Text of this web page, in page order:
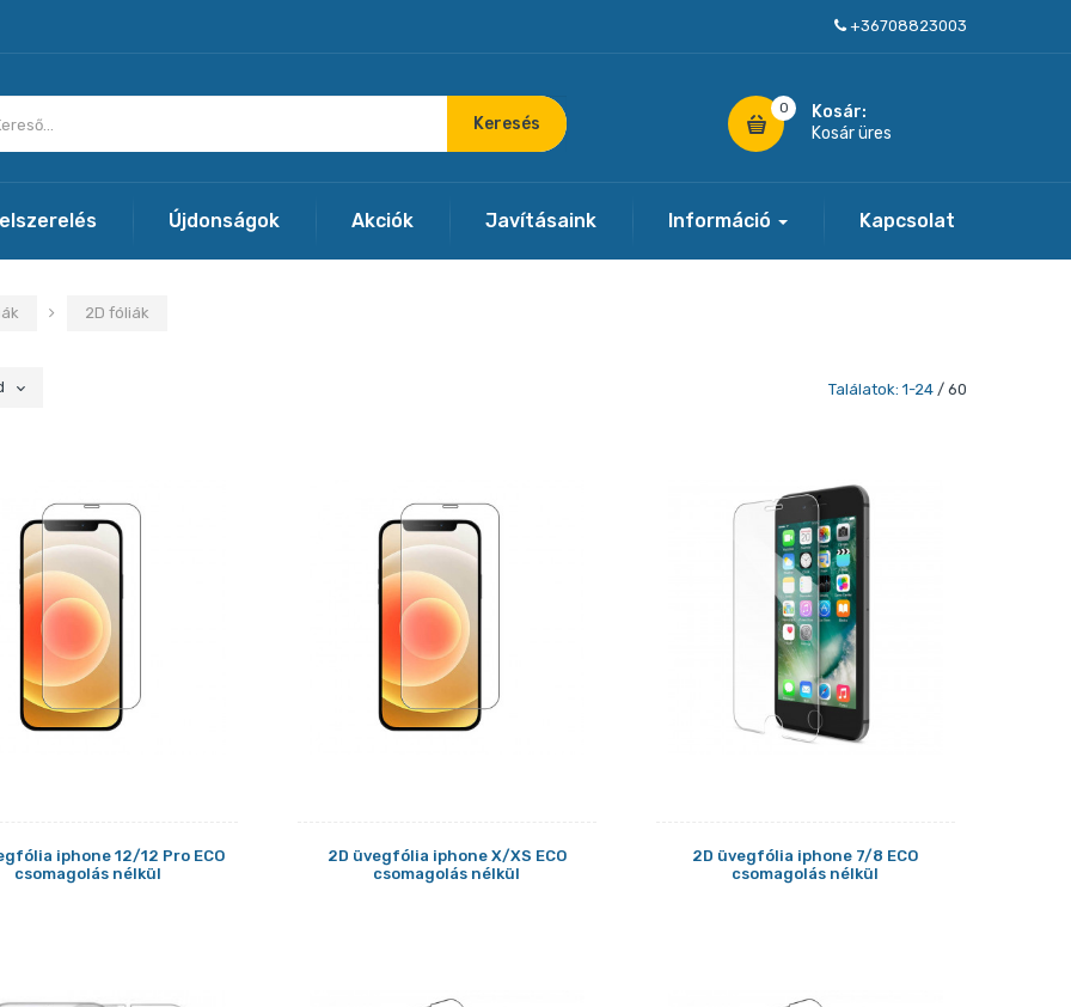
+36708823003
Keresés
0
Kosár:
Kosár üres
Újdonságok Akciók Javításaink Információ Kapcsolat
2D fóliák
Találatok: 1-24 / 60
iphone 12/12 Pro ECO
csomagolás nélkül
2D üvegfólia iphone X/XS ECO
csomagolás nélkül
2D üvegfólia iphone 7/8 ECO
csomagolás nélkül